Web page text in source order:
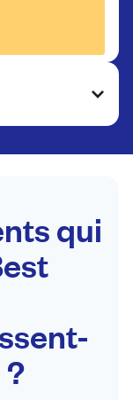
sec et finis
les tissus
qui